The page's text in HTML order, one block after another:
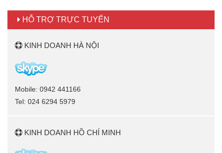
HỖ TRỢ TRỰC TUYẾN
KINH DOANH HÀ NỘI
Mobile: 0942 441166
Tel: 024 6294 5979
KINH DOANH HỒ CHÍ MINH